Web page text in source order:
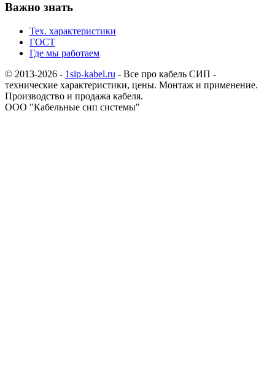
Важно знать
Тех. характеристики
ГОСТ
Где мы работаем
© 2013-2026 - 1sip-kabel.ru - Все про кабель СИП -
технические характеристики, цены. Монтаж и применение.
Производство и продажа кабеля.
ООО "Кабельные сип системы"